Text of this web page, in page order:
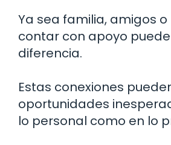
Ya sea familia, amigos
contar con apoyo
diferencia.
Estas conexiones
oportunidades
lo personal como en lo